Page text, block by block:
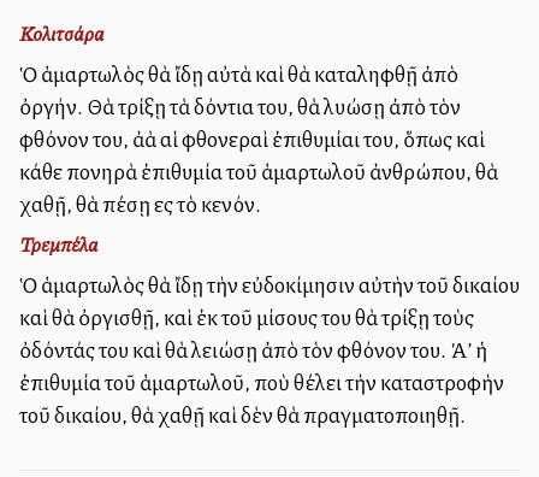
Κολιτσάρα
Ὁ ἁμαρτωλὸς θὰ ἴδῃ αὐτὰ καὶ θὰ καταληφθῇ ἀπὸ
ὀργήν. Θὰ τρίξῃ τὰ δόντια του, θὰ λυώσῃ ἀπὸ τὸν
φθόνον του, ἀλλὰ αἱ φθονεραὶ ἐπιθυμίαι του, ὅπως καὶ
κάθε πονηρὰ ἐπιθυμία τοῦ ἁμαρτωλοῦ ἀνθρώπου, θὰ
χαθῇ, θὰ πέσῃ εἰς τὸ κενόν.
Τρεμπέλα
Ὁ ἁμαρτωλὸς θὰ ἴδῃ τὴν εὐδοκίμησιν αὐτὴν τοῦ δικαίου
καὶ θὰ ὀργισθῇ, καὶ ἐκ τοῦ μίσους του θὰ τρίξῃ τοὺς
ὀδόντάς του καὶ θὰ λειώσῃ ἀπὸ τὸν φθόνον του. Ἀλλ’ ἡ
ἐπιθυμία τοῦ ἁμαρτωλοῦ, ποὺ θέλει τὴν καταστροφὴν
τοῦ δικαίου, θὰ χαθῇ καὶ δὲν θὰ πραγματοποιηθῇ.